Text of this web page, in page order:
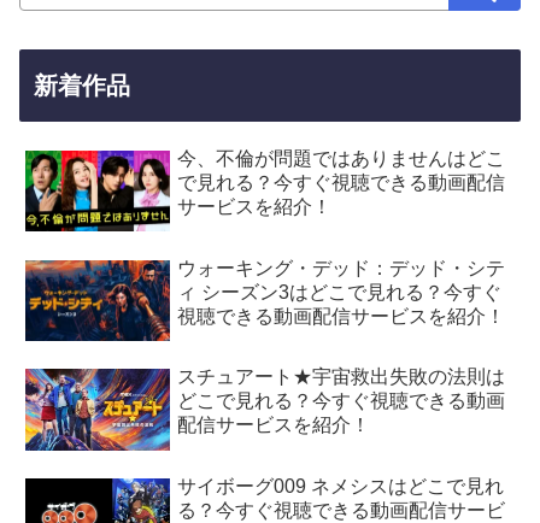
新着作品
今、不倫が問題ではありませんはどこ
で見れる？今すぐ視聴できる動画配信
サービスを紹介！
ウォーキング・デッド：デッド・シテ
ィ シーズン3はどこで見れる？今すぐ
視聴できる動画配信サービスを紹介！
スチュアート★宇宙救出失敗の法則は
どこで見れる？今すぐ視聴できる動画
配信サービスを紹介！
サイボーグ009 ネメシスはどこで見れ
る？今すぐ視聴できる動画配信サービ